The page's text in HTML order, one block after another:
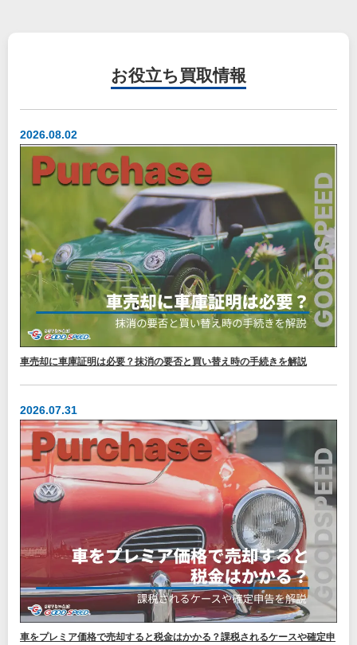
お役立ち 買取情報
2026.08.02
車売却に車庫証明は必要？抹消の要否と買い替え時の手続きを解説
2026.07.31
車をプレミア価格で売却すると税金はかかる？課税されるケースや確定申